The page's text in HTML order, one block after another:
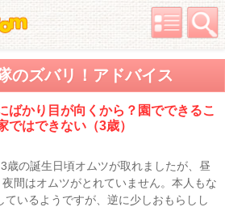
のズバリ！アドバイス
ばかり目が向くから？園でできるこ
ではできない（3歳）
歳の誕生日頃オムツが取れましたが、昼
間はオムツがとれていません。本人もな
ているようですが、逆に少しおもらしし